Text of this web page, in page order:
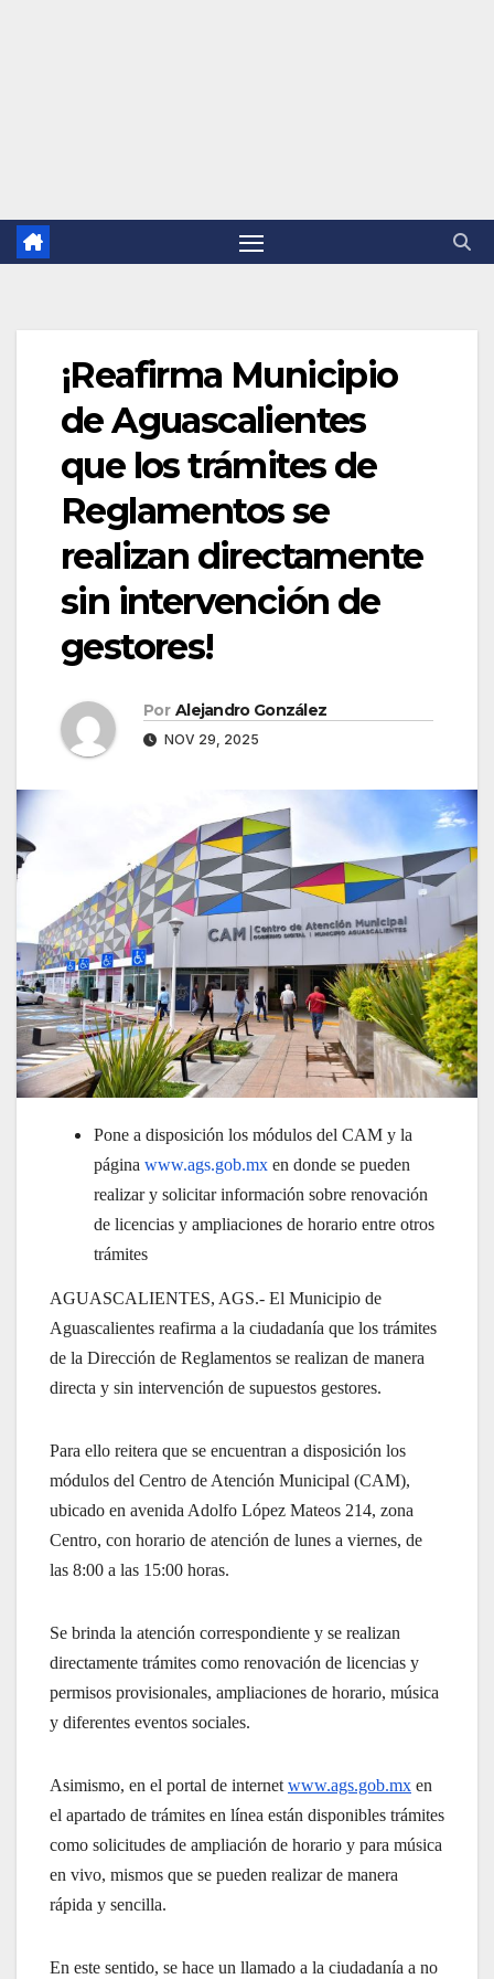
¡Reafirma Municipio
de Aguascalientes
que los trámites de
Reglamentos se
realizan directamente
sin intervención de
gestores!
Por Alejandro González
NOV 29, 2025
Pone a disposición los módulos del CAM y la
página www.ags.gob.mx en donde se pueden
realizar y solicitar información sobre renovación
de licencias y ampliaciones de horario entre otros
trámites
AGUASCALIENTES, AGS.- El Municipio de
Aguascalientes reafirma a la ciudadanía que los trámites
de la Dirección de Reglamentos se realizan de manera
directa y sin intervención de supuestos gestores.
Para ello reitera que se encuentran a disposición los
módulos del Centro de Atención Municipal (CAM),
ubicado en avenida Adolfo López Mateos 214, zona
Centro, con horario de atención de lunes a viernes, de
las 8:00 a las 15:00 horas.
Se brinda la atención correspondiente y se realizan
directamente trámites como renovación de licencias y
permisos provisionales, ampliaciones de horario, música
y diferentes eventos sociales.
Asimismo, en el portal de internet www.ags.gob.mx en
el apartado de trámites en línea están disponibles trámites
como solicitudes de ampliación de horario y para música
en vivo, mismos que se pueden realizar de manera
rápida y sencilla.
En este sentido, se hace un llamado a la ciudadanía a no